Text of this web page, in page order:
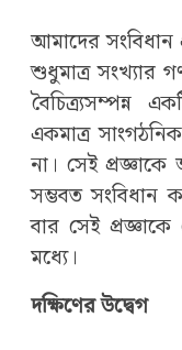
আমাদের
শুধুমাত্র সংখ্যার
বৈচিত্র্যসম্পন্ন
একমাত্র
না। সেই
সম্ভবত সংবিধান
বার সেই
মধ্যে।
দক্ষিণের উদ্বেগ